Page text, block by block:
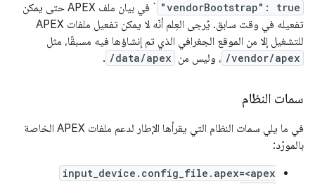
"vendorBootstrap": true
` في بيان ملف APEX حتى يمكن
تفعيله في وقت سابق. يُرجى العِلم أنّه لا يمكن تفعيل ملفات APEX
للتشغيل إلا من الموقع الجغرافي الذي تم إنشاؤها فيه مسبقًا، مثل
/vendor/apex ، وليس من /data/apex
.
سمات النظام
في ما يلي سمات النظام التي يقرأها الإطار لدعم ملفات APEX الخاصة
بالمورّد:
input_device.config_file.apex=<apex